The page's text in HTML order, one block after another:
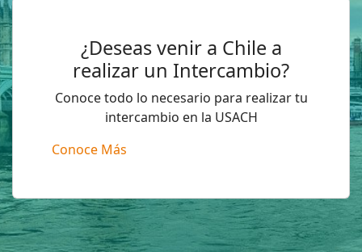
¿Deseas venir a Chile a
realizar un Intercambio?
Conoce todo lo necesario para realizar tu
intercambio en la USACH
Conoce Más